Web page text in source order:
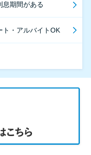
息期間がある
ト・アルバイトOK